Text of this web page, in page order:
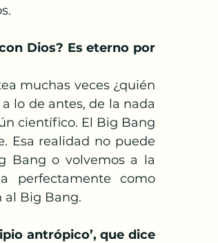
Dios? Es eterno por
muchas veces ¿quién
lo de antes, de la nada
científico. El Big Bang
Esa realidad no puede
Bang o volvemos a la
perfectamente como
al Big Bang.
antrópico’, que dice